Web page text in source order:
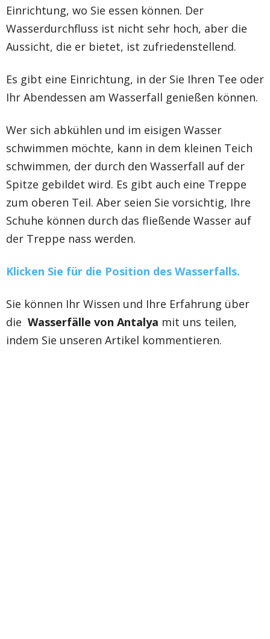
Einrichtung, wo Sie essen können. Der
Wasserdurchfluss ist nicht sehr hoch, aber die
Aussicht, die er bietet, ist zufriedenstellend.
Es gibt eine Einrichtung, in der Sie Ihren Tee oder
Ihr Abendessen am Wasserfall genießen können.
Wer sich abkühlen und im eisigen Wasser
schwimmen möchte, kann in dem kleinen Teich
schwimmen, der durch den Wasserfall auf der
Spitze gebildet wird. Es gibt auch eine Treppe
zum oberen Teil. Aber seien Sie vorsichtig, Ihre
Schuhe können durch das fließende Wasser auf
der Treppe nass werden.
Klicken Sie für die Position des Wasserfalls.
Sie können Ihr Wissen und Ihre Erfahrung über
die Wasserfälle von Antalya mit uns teilen,
indem Sie unseren Artikel kommentieren.